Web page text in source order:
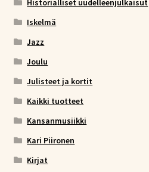
Historialliset uudelleenjulkaisut
Iskelmä
Jazz
Joulu
Julisteet ja kortit
Kaikki tuotteet
Kansanmusiikki
Kari Piironen
Kirjat